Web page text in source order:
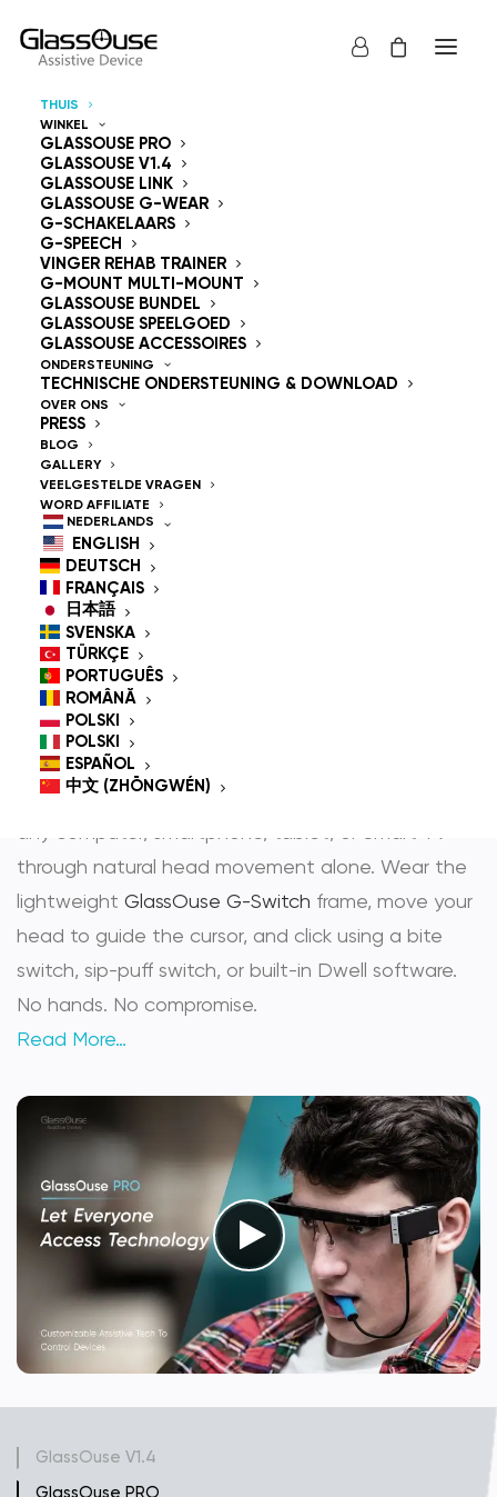
THUIS
WINKEL
GLASSOUSE PRO
GLASSOUSE V1.4
GLASSOUSE LINK
GLASSOUSE G-WEAR
G-SCHAKELAARS
G-SPEECH
VINGER REHAB TRAINER
G-MOUNT MULTI-MOUNT
GLASSOUSE BUNDEL
GLASSOUSE SPEELGOED
GLASSOUSE ACCESSOIRES
ONDERSTEUNING
TECHNISCHE ONDERSTEUNING & DOWNLOAD
OVER ONS
PRESS
BLOG
GALLERY
VEELGESTELDE VRAGEN
WORD AFFILIATE
NEDERLANDS
ENGLISH
DEUTSCH
FRANÇAIS
日本語
SVENSKA
TÜRKÇE
PORTUGUÊS
ROMÂNĂ
POLSKI
POLSKI
ESPAÑOL
中文 (ZHŌNGWÉN)
Besturingsapparaten
Handsfree
GlassOuse — The
World's #1 Hands-Free
Mouse & Head
Controlled Mouse for
People With
Disabilities
GlassOuse is the most trusted
enhead controlled mouse
assistive technology that gives people with
physical disabilities full, independent control over
through natural head movement alone. Wear the
lightweight GlassOuse G-Switch frame, move your
head to guide the cursor, and click using a bite
switch, sip-puff switch, or built-in Dwell software.
No hands. No compromise.
Read More…
GlassOuse V1.4
GlassOuse PRO